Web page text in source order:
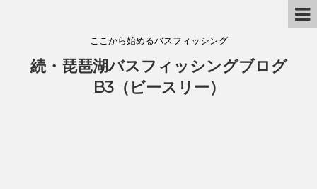
ここから始めるバスフィッシング
続・琵琶湖バスフィッシングブログ
B3（ビースリー）